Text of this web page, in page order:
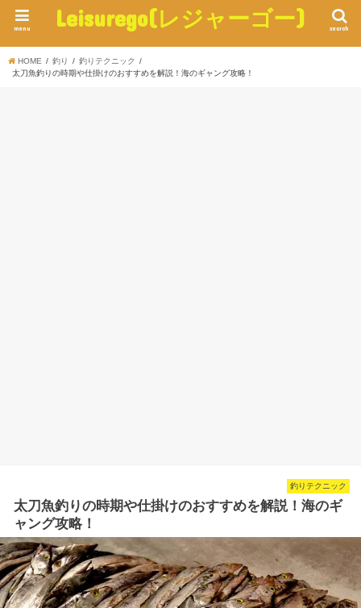
Leisurego(レジャーゴー) search
menu
HOME 釣り
釣りテクニック
太刀魚釣りの時期や仕掛けのおすすめを解説！海のギャング攻略！
釣りテクニック
太刀魚釣りの時期や仕掛けのおすすめを解説！海のギ
ャング攻略！